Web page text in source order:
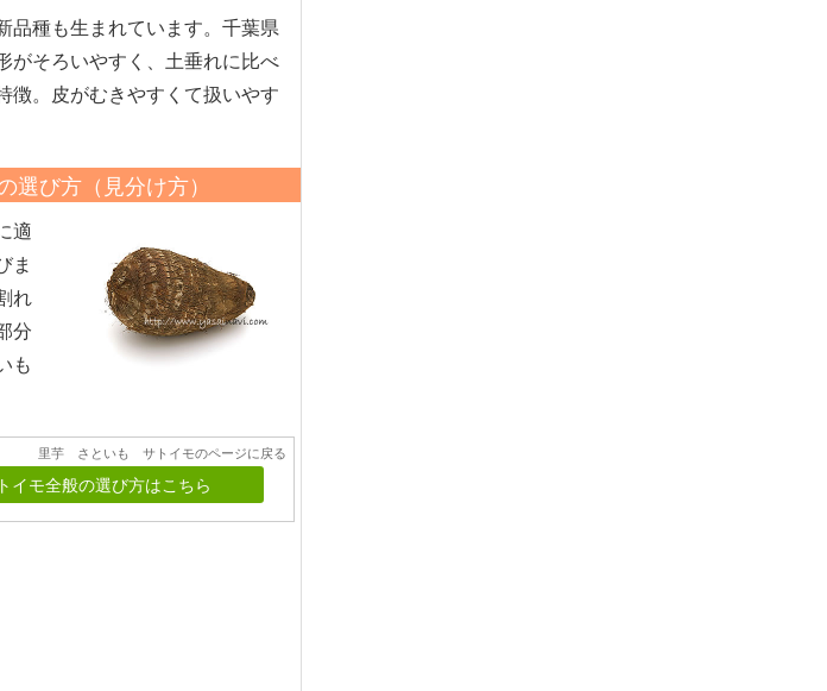
品種も生まれています。千葉県
がそろいやすく、土垂れに比べ
徴。皮がむきやすくて扱いやす
選び方（見分け方）
適
ま
れ
分
も
里芋 さといも サトイモのページに戻る
モ全般の選び方はこちら